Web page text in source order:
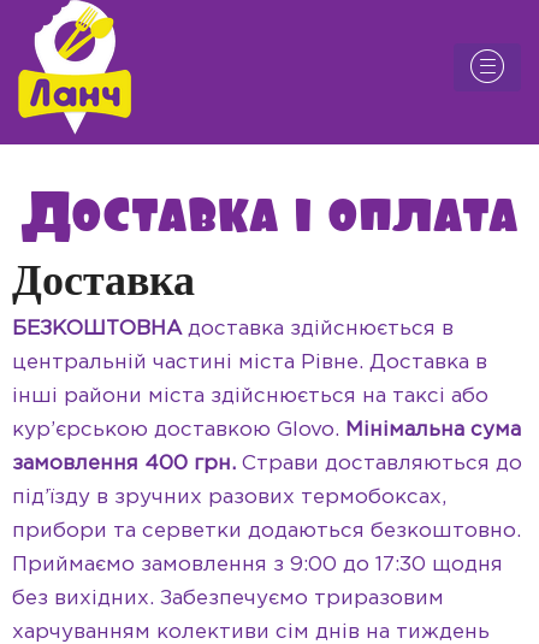
Доставка і оплата
Доставка
БЕЗКОШТОВНАдоставка здійснюється в
центральній частині міста Рівне. Доставка в
інші райони міста здійснюється на таксі або
кур’єрською доставкою Glovo. Мінімальна сума
замовлення 400 грн. Страви доставляються до
під’їзду в зручних разових термобоксах,
прибори та серветки додаються безкоштовно.
Приймаємо замовлення з 9:00 до 17:30 щодня
без вихідних. Забезпечуємо триразовим
харчуванням колективи сім днів на тиждень